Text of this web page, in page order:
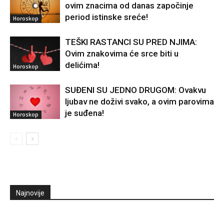
Horoskop
ovim znacima od danas započinje
period istinske sreće!
Horoskop
TEŠKI RASTANCI SU PRED NJIMA:
Ovim znakovima će srce biti u
delićima!
Horoskop
SUĐENI SU JEDNO DRUGOM: Ovakvu
ljubav ne doživi svako, a ovim parovima
je suđena!
Najnovije